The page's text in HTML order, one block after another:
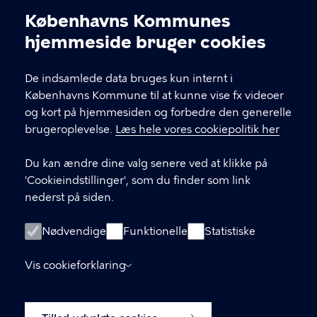
Cookieindstillinger
Københavns Kommunes
hjemmeside bruger cookies
De indsamlede data bruges kun internt i
Københavns Kommune til at kunne vise fx videoer
og kort på hjemmesiden og forbedre den generelle
brugeroplevelse. Læs hele vores cookiepolitik her
Du kan ændre dine valg senere ved at klikke på
'Cookieindstillinger', som du finder som link
nederst på siden.
Nødvendige Funktionelle Statistiske
Vis cookieforklaring
KONTAKT
Valgårdsvej 4-8 2500 Valby
valbylokaludvalg@okf.kk.dk
LINKS
Kontakt os
Medlemmernes side
Instagram